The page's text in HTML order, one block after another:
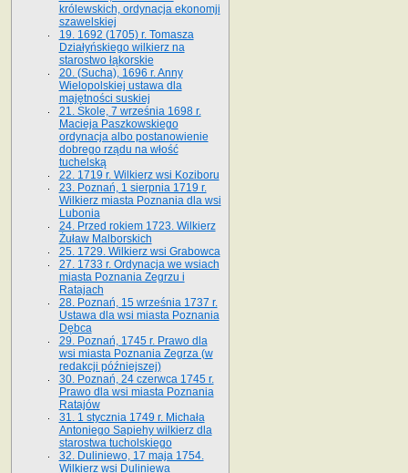
królewskich, ordynacja ekonomji
szawelskiej
19. 1692 (1705) r. Tomasza
Działyńskiego wilkierz na
starostwo łąkorskie
20. (Sucha), 1696 r. Anny
Wielopolskiej ustawa dla
majętności suskiej
21. Skole, 7 września 1698 r.
Macieja Paszkowskiego
ordynacja albo postanowienie
dobrego rządu na włość
tuchelską
22. 1719 r. Wilkierz wsi Koziboru
23. Poznań, 1 sierpnia 1719 r.
Wilkierz miasta Poznania dla wsi
Lubonia
24. Przed rokiem 1723. Wilkierz
Żuław Malborskich
25. 1729. Wilkierz wsi Grabowca
27. 1733 r. Ordynacja we wsiach
miasta Poznania Zegrzu i
Ratajach
28. Poznań, 15 września 1737 r.
Ustawa dla wsi miasta Poznania
Dębca
29. Poznań, 1745 r. Prawo dla
wsi miasta Poznania Zegrza (w
redakcji późniejszej)
30. Poznań, 24 czerwca 1745 r.
Prawo dla wsi miasta Poznania
Ratajów
31. 1 stycznia 1749 r. Michała
Antoniego Sapiehy wilkierz dla
starostwa tucholskiego
32. Duliniewo, 17 maja 1754.
Wilkierz wsi Duliniewa